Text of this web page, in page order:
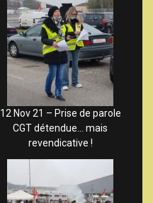
12 Nov 21 – Prise de parole
CGT détendue… mais
revendicative !